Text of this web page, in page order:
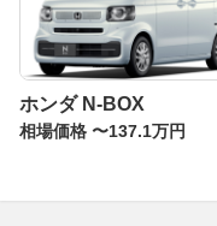
ホンダ N-BOX
相場価格 〜137.1万円